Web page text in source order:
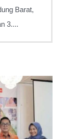
Barat,
3....